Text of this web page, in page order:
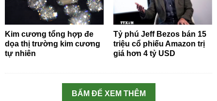
Kim cương tổng hợp đe
dọa thị trường kim cương
tự nhiên
Tỷ phú Jeff Bezos bán 15
triệu cổ phiếu Amazon trị
giá hơn 4 tỷ USD
BẤM ĐỂ XEM THÊM